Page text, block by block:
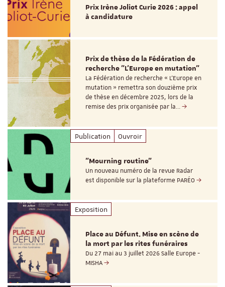
Prix Irène Joliot Curie 2026 : appel
à candidature
Prix de thèse de la Fédération de
recherche "L’Europe en mutation"
La Fédération de recherche « L’Europe en
mutation » remettra son douzième prix
de thèse en décembre 2025, lors de la
remise des prix organisée par la…
Publication Ouvroir
"Mourning routine"
Un nouveau numéro de la revue Radar
est disponible sur la plateforme PARÉO
Exposition
Place au Défunt. Mise en scène de
la mort par les rites funéraires
Du 27 mai au 3 juillet 2026 Salle Europe -
MISHA